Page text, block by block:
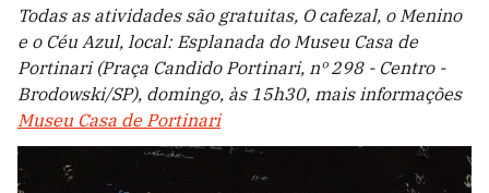
Todas as atividades são gratuitas, O cafezal, o Menino
e o Céu Azul, local: Esplanada do Museu Casa de
Portinari (Praça Candido Portinari, nº 298 - Centro -
Brodowski/SP), domingo, às 15h30, mais informações
Museu Casa de Portinari